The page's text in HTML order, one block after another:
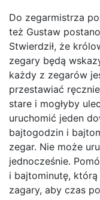
Do zegarmistrza
też Gustaw
Stwierdził, że
zegary będą
każdy z zegarów
przestawiać
stare i mogłyby
uruchomić jeden
bajtogodzin i
zegar. Nie może
jednocześnie.
i bajtominutę,
zagary, aby czas